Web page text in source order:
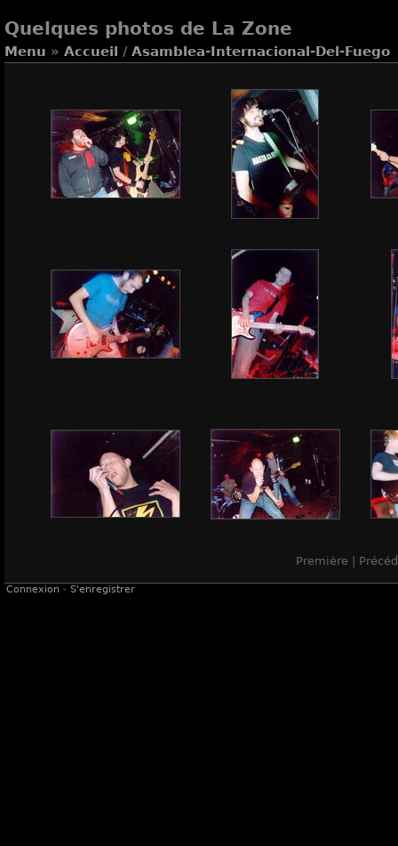
Quelques photos de La Zone
Menu » Accueil / Asamblea-Internacional-Del-Fuego
Première |
Connexion - S'enregistrer